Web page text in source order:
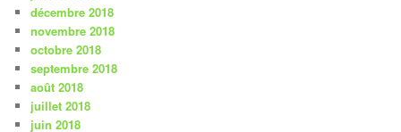
décembre 2018
novembre 2018
octobre 2018
septembre 2018
août 2018
juillet 2018
juin 2018